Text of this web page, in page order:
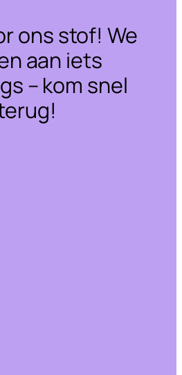
ons stof! We
aan iets
– kom snel